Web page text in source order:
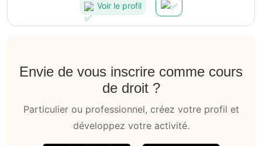
Voir le profil
Envie de vous inscrire comme cours
de droit ?
Particulier ou professionnel, créez votre profil et
développez votre activité.